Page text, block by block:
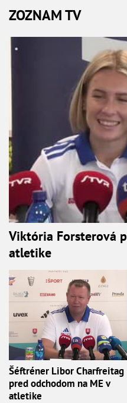
ZOZNAM TV
Viktória Forsterová
atletike
Šéftréner Libor Charfreitag
pred odchodom na ME v
atletike